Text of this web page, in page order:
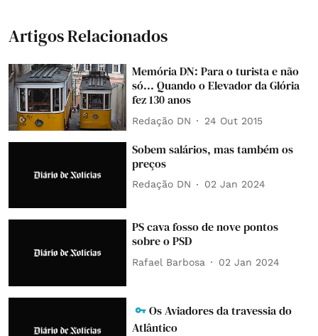
Artigos Relacionados
Memória DN: Para o turista e não
só... Quando o Elevador da Glória
fez 130 anos
Redação DN 24 Out 2015
Sobem salários, mas também os
preços
Redação DN 02 Jan 2024
PS cava fosso de nove pontos
sobre o PSD
Rafael Barbosa 02 Jan 2024
Os Aviadores da travessia do
Atlântico